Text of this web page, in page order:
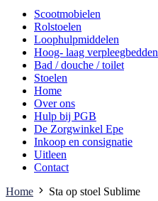
Scootmobielen
Rolstoelen
Loophulpmiddelen
Hoog- laag verpleegbedden
Bad / douche / toilet
Stoelen
Home
Over ons
Hulp bij PGB
De Zorgwinkel Epe
Inkoop en consignatie
Uitleen
Contact
Home
Sta op stoel Sublime